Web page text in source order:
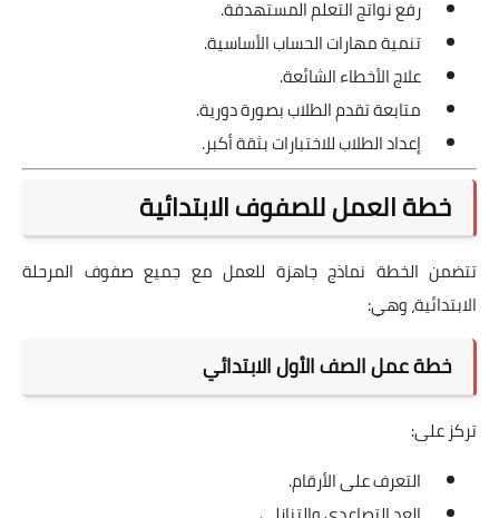
رفع نواتج التعلم المستهدفة.
تنمية مهارات الحساب الأساسية.
علاج الأخطاء الشائعة.
متابعة تقدم الطلاب بصورة دورية.
إعداد الطلاب للاختبارات بثقة أكبر.
خطة العمل للصفوف الابتدائية
تتضمن الخطة نماذج جاهزة للعمل مع جميع صفوف المرحلة
الابتدائية، وهي:
خطة عمل الصف الأول الابتدائي
تركز على:
التعرف على الأرقام.